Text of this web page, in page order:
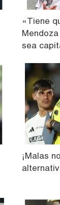
«Tiene
sea
¡Malas